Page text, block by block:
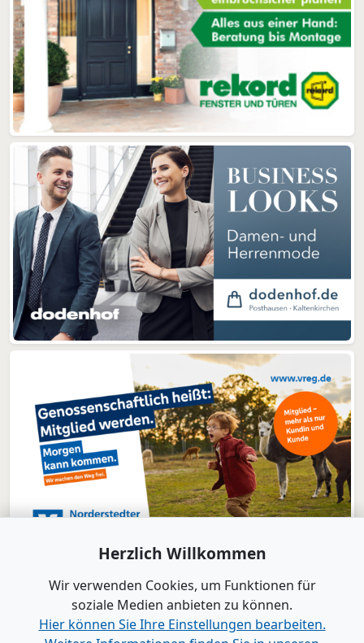
Herzlich Willkommen
Wir verwenden Cookies, um Funktionen für
soziale Medien anbieten zu können.
Hier können Sie Ihre Einstellungen bearbeiten.